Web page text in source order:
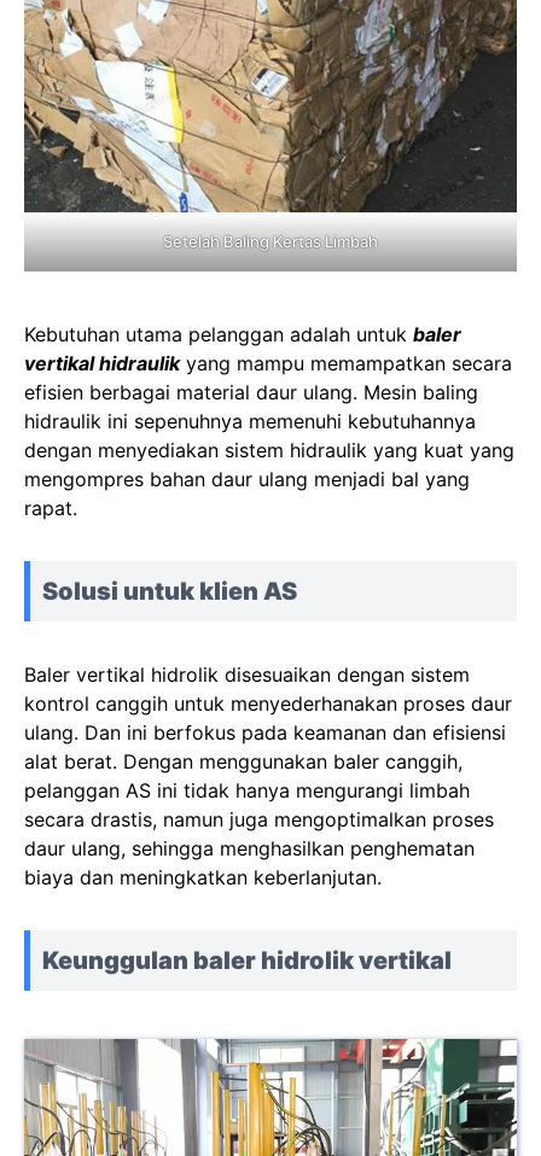
Setelah Baling Kertas Limbah
Kebutuhan utama pelanggan adalah untuk baler
vertikal hidraulikyang mampu memampatkan secara
efisien berbagai material daur ulang. Mesin baling
hidraulik ini sepenuhnya memenuhi kebutuhannya
dengan menyediakan sistem hidraulik yang kuat yang
mengompres bahan daur ulang menjadi bal yang
rapat.
Solusi untuk klien AS
Baler vertikal hidrolik disesuaikan dengan sistem
kontrol canggih untuk menyederhanakan proses daur
ulang. Dan ini berfokus pada keamanan dan efisiensi
alat berat. Dengan menggunakan baler canggih,
pelanggan AS ini tidak hanya mengurangi limbah
secara drastis, namun juga mengoptimalkan proses
daur ulang, sehingga menghasilkan penghematan
biaya dan meningkatkan keberlanjutan.
Keunggulan baler hidrolik vertikal